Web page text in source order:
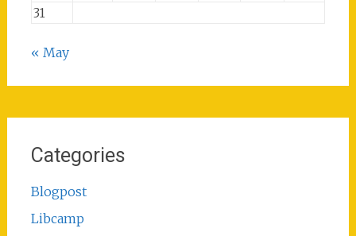
31
« May
Categories
Blogpost
Libcamp